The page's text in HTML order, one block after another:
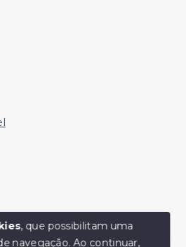
, que possibilitam uma
navegação.Ao continuar,